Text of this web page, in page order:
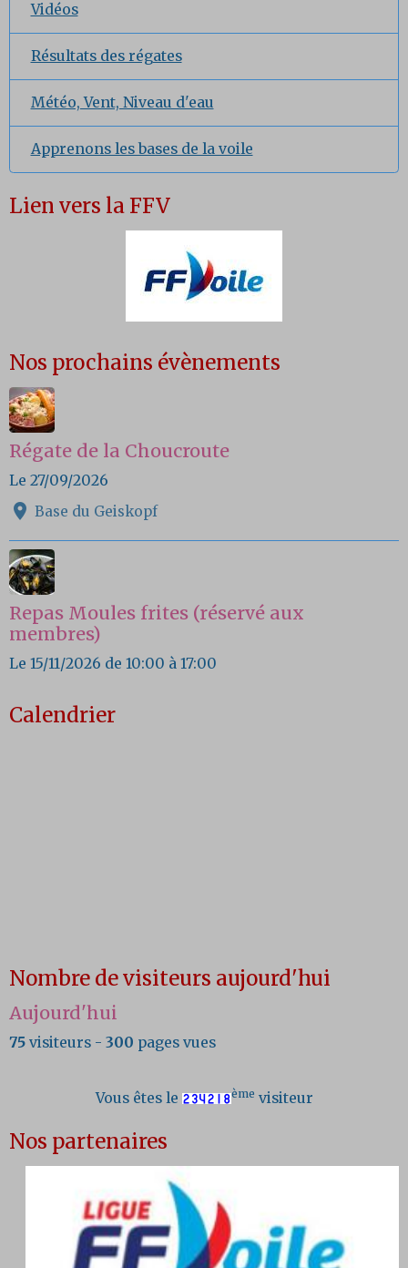
Vidéos
Résultats des régates
Météo, Vent, Niveau d'eau
Apprenons les bases de la voile
Lien vers la FFV
Nos prochains évènements
Régate de la Choucroute
Le 27/09/2026
Base du Geiskopf
Repas Moules frites (réservé aux
membres)
Le 15/11/2026 de 10:00 à 17:00
Calendrier
Nombre de visiteurs aujourd'hui
Aujourd'hui
75 visiteurs - 300 pages vues
Vous êtes le ème visiteur
Nos partenaires